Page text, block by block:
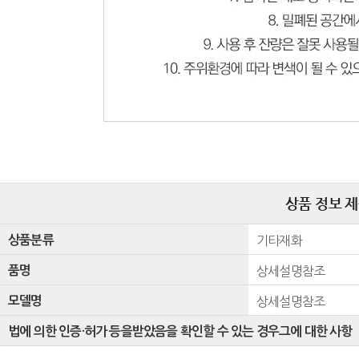
상품 정보
상품분류 기타재화
품명 상세설명참조
모델명 상세설명참조
법에 의한 인증·허가 등을받았음을 확인할 수 있는 경우그에 대한 사항